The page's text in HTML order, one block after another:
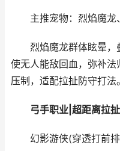
主推宠物：烈焰魔龙
烈焰魔龙群体眩晕，
使无人能敌回血，弥补
压制，适配拉扯防守打法。
弓手职业|超距离拉
幻影游侠(穿透打前排